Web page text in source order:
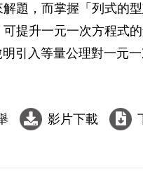
題，而掌握「列式的
提升一元一次方程式
引入等量公理對一元一
影片下載